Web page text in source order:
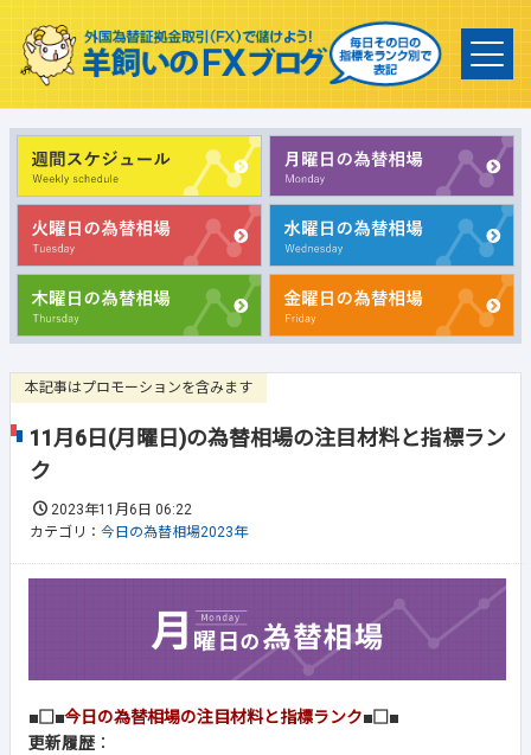
本記事はプロモーションを含みます
11月6日(月曜日)の為替相場の注目材料と指標ラン
ク
2023年11月6日 06:22
カテゴリ： 今日の為替相場2023年
■□■今日の為替相場の注目材料と指標ランク■□■
更新履歴 ：